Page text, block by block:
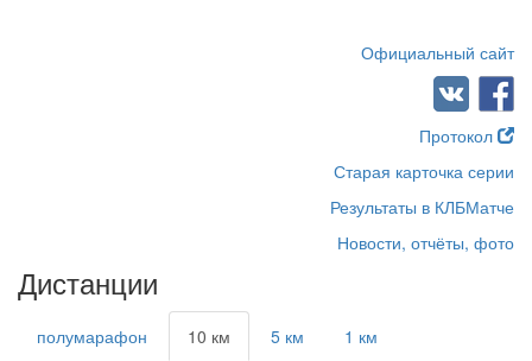
Официальный сайт
Протокол
Старая карточка серии
Результаты в КЛБМатче
Новости, отчёты, фото
Дистанции
полумарафон 10 км 5 км 1 км